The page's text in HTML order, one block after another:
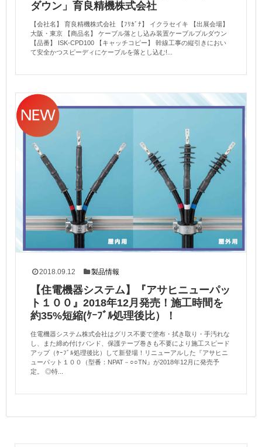
ダウン」育良精機株式会社
【会社名】 育良精機株式会社 【ﾌﾘｶﾞﾅ】 イクラセイキ 【出展会場】
大阪・東京 【商品名】 ケーブル落とし込み装置ケーブルプルダウン
【品番】 ISK-CPD100 【キャッチコピー】 幹線工事の縦引きにおい
て安全かつスピーディにケーブルを落とし込む!...
2018.09.12 製品情報
【住電機器システム】『アサヒニューパッ
ト１００』2018年12月発売！施工時間を
約35%短縮(ｹｰﾌﾞﾙ処理後比）！
住電機器システム株式会社はグリス不要で塗布・拭き取り・手汚れな
し、また締め付けバンド、保護テープ巻きも不要により施工スピード
アップ（ｹｰﾌﾞﾙ処理後比）して新登場！リニューアルした『アサヒニ
ューパット１００（型番：NPAT－○○TN』が2018年12月に発売予
定。 ◎特...